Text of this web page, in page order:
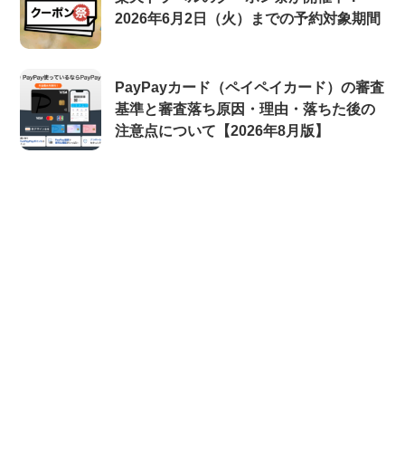
2026年6月2日（火）までの予約対象期間
PayPayカード（ペイペイカード）の審査
基準と審査落ち原因・理由・落ちた後の
注意点について【2026年8月版】